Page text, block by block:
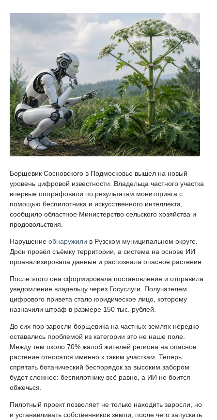
Борщевик Сосновского в Подмосковье вышел на новый
уровень цифровой известности. Владельца частного участка
впервые оштрафовали по результатам мониторинга с
помощью беспилотника и искусственного интеллекта,
сообщило областное Министерство сельского хозяйства и
продовольствия.
Нарушение обнаружили в Рузском муниципальном округе.
Дрон провёл съёмку территории, а система на основе ИИ
проанализировала данные и распознала опасное растение.
После этого она сформировала постановление и отправила
уведомление владельцу через Госуслуги. Получателем
цифрового привета стало юридическое лицо, которому
назначили штраф в размере 150 тыс. рублей.
До сих пор заросли борщевика на частных землях нередко
оставались проблемой из категории это не наше поле.
Между тем около 70% жалоб жителей региона на опасное
растение относятся именно к таким участкам. Теперь
спрятать ботанический беспорядок за высоким забором
будет сложнее: беспилотнику всё равно, а ИИ не боится
обжечься.
Пилотный проект позволяет не только находить заросли, но
и устанавливать собственников земли, после чего запускать